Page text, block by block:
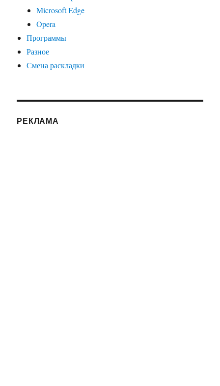
Microsoft Edge
Opera
Программы
Разное
Смена раскладки
РЕКЛАМА